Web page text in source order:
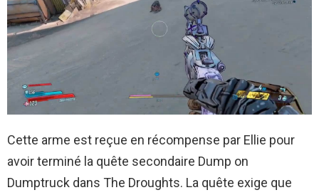
Cette arme est reçue en récompense par Ellie pour
avoir terminé la quête secondaire Dump on
Dumptruck dans The Droughts. La quête exige que